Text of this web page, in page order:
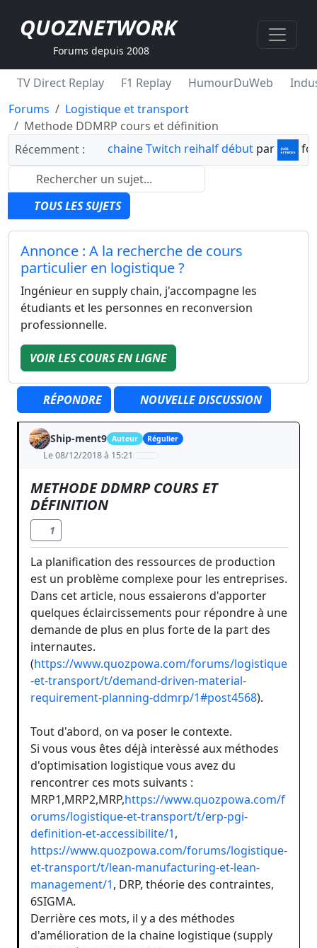
QUOZNETWORK
Forums depuis 2008
TV Direct Replay F1 Replay HumourDuWeb
Forums
Logistique et transport
Methode DDMRP cours et définition
Récemment :
chaine Twitch reihalf début par
TOUS LES SUJETS
Annonce : A la recherche de cours
particulier en logistique ?
Ingénieur en supply chain, j'accompagne les
étudiants et les personnes en reconversion
professionnelle.
VOIR LES COURS EN LIGNE
RÉPONDRE NOUVELLE DISCUSSION
Ship-ment9 Auteur Régulier
Le 08/12/2018 à 15:21
METHODE DDMRP COURS ET
DÉFINITION
1
La planification des ressources de production
est un problème complexe pour les entreprises.
Dans cet article, nous essaierons d'apporter
quelques éclaircissements pour répondre à une
demande de plus en plus forte de la part des
internautes.
(https://www.quozpowa.com/forums/logistique
-et-transport/t/demand-driven-material-
requirement-planning-ddmrp/1#post4568).
Tout d'abord, on va poser le contexte.
Si vous vous êtes déjà interèssé aux méthodes
d'optimisation logistique vous avez du
rencontrer ces mots suivants :
MRP1,MRP2,MRP,https://www.quozpowa.com/f
orums/logistique-et-transport/t/erp-pgi-
definition-et-accessibilite/1,
https://www.quozpowa.com/forums/logistique-
et-transport/t/lean-manufacturing-et-lean-
management/1, DRP, théorie des contraintes,
6SIGMA.
Derrière ces mots, il y a des méthodes
d'amélioration de la chaine logistique (supply